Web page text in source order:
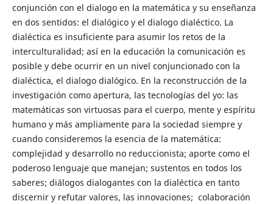
conjunción con el dialogo en la matemática y su enseñanza
en dos sentidos: el dialógico y el dialogo dialéctico. La
dialéctica es insuficiente para asumir los retos de la
interculturalidad; así en la educación la comunicación es
posible y debe ocurrir en un nivel conjuncionado con la
dialéctica, el dialogo dialógico. En la reconstrucción de la
investigación como apertura, las tecnologías del yo: las
matemáticas son virtuosas para el cuerpo, mente y espíritu
humano y más ampliamente para la sociedad siempre y
cuando consideremos la esencia de la matemática:
complejidad y desarrollo no reduccionista; aporte como el
poderoso lenguaje que manejan; sustentos en todos los
saberes; diálogos dialogantes con la dialéctica en tanto
discernir y refutar valores, las innovaciones; colaboración